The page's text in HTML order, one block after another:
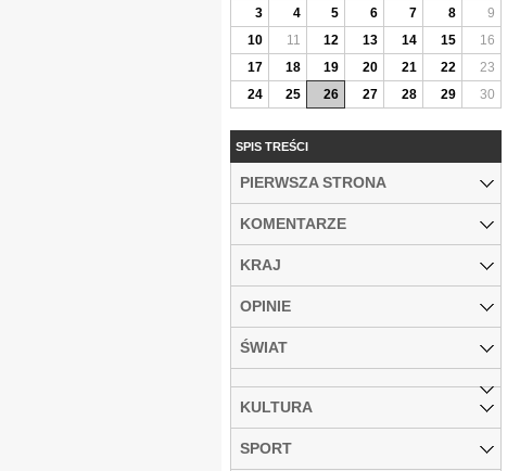
3
4 5 6 7 8
9
10
11 12 13 14 15
16
17
18 19 20 21 22
23
24
25 26 27 28 29 30
SPIS TREŚCI
PIERWSZA STRONA
KOMENTARZE
KRAJ
OPINIE
ŚWIAT
KULTURA
SPORT